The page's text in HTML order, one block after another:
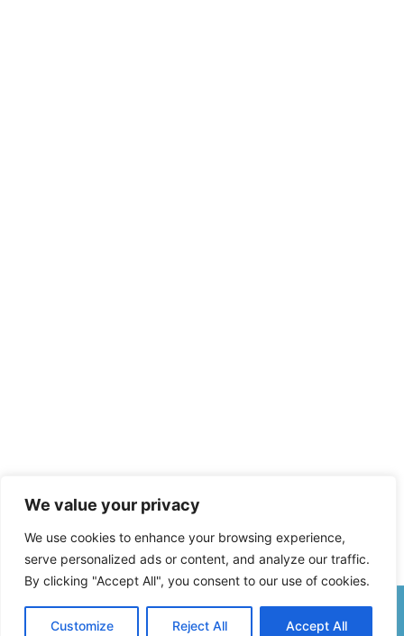
We value your privacy
We use cookies to enhance your browsing experience,
serve personalized ads or content, and analyze our traffic.
By clicking "Accept All", you consent to our use of cookies.
Customize Reject All Accept All